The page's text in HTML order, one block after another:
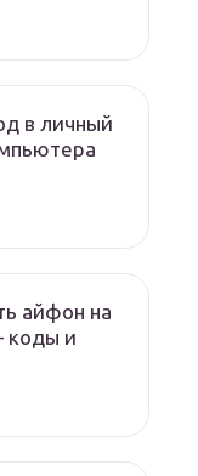
в личный
айфон на
коды и